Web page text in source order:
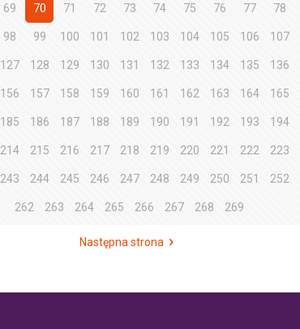
69 70 71 72 73 74 75 76 77 78
98 99 100 101 102 103 104 105 106 107
127 128 129 130 131 132 133 134 135 136
156 157 158 159 160 161 162 163 164 165
185 186 187 188 189 190 191 192 193 194
214 215 216 217 218 219 220 221 222 223
243 244 245 246 247 248 249 250 251 252
262 263 264 265 266 267 268 269
Następna strona